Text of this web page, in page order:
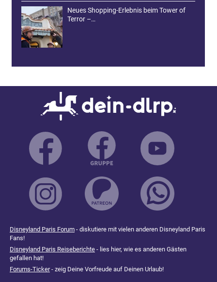
Neues Shopping-Erlebnis beim Tower of
Terror –…
Disneyland Paris Forum - diskutiere mit vielen anderen Disneyland Paris
Fans!
Disneyland Paris Reiseberichte - lies hier, wie es anderen Gästen
gefallen hat!
Forums-Ticker- zeig Deine Vorfreude auf Deinen Urlaub!